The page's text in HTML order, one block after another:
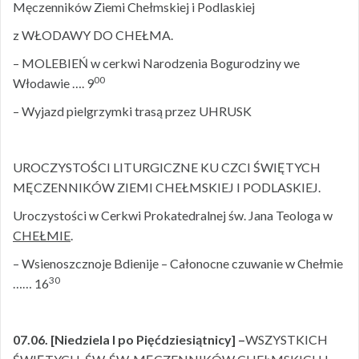
Męczenników Ziemi Chełmskiej i Podlaskiej
z WŁODAWY DO CHEŁMA.
– MOLEBIEŃ w cerkwi Narodzenia Bogurodziny we
Włodawie …. 900
– Wyjazd pielgrzymki trasą przez UHRUSK
UROCZYSTOŚCI LITURGICZNE KU CZCI ŚWIĘTYCH
MĘCZENNIKÓW ZIEMI CHEŁMSKIEJ I PODLASKIEJ.
Uroczystości w Cerkwi Prokatedralnej św. Jana Teologa w
CHEŁMIE.
– Wsienoszcznoje Bdienije – Całonocne czuwanie w Chełmie
…… 1630
07.06. [Niedziela I po Pięćdziesiątnicy] –WSZYSTKICH